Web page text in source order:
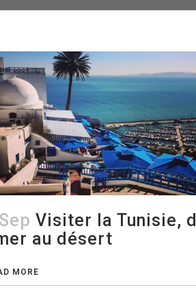
Visiter la Tunisie,
au désert
MORE